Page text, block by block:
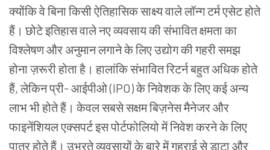
क्योंकि वे बिना किसी ऐतिहासिक साक्ष्य वाले लॉन्ग टर्म एसेट होते
हैं। छोटे इतिहास वाले नए व्यवसाय की संभावित क्षमता का
विश्लेषण और अनुमान लगाने के लिए उद्योग की गहरी समझ
होना ज़रूरी होता है। हालांकि संभावित रिटर्न बहुत अधिक होते
हैं, लेकिन प्री- आईपीओ (IPO) के निवेशक के लिए कई अन्य
लाभ भी होते हैं। केवल सबसे सक्षम बिज़नेस मैनेजर और
फाइनेंशियल एक्सपर्ट इस पोर्टफोलियो में निवेश करने के लिए
पात्र होते हैं। उभरते व्यवसायों के बारे में गहराई से डाटा और